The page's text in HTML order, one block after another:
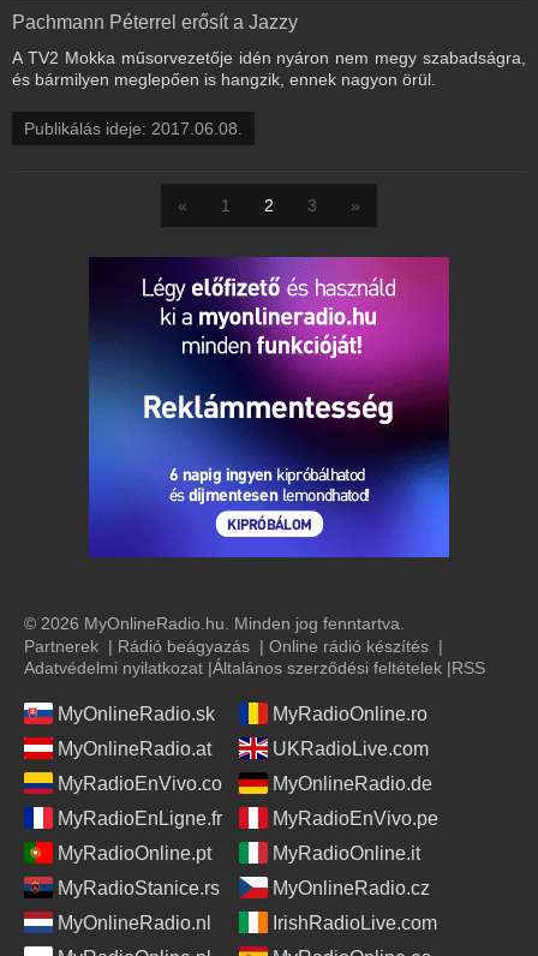
Pachmann Péterrel erősít a Jazzy
A TV2 Mokka műsorvezetője idén nyáron nem megy szabadságra,
és bármilyen meglepően is hangzik, ennek nagyon örül.
Publikálás ideje: 2017.06.08.
« 1 2 3 »
© 2026 MyOnlineRadio.hu. Minden jog fenntartva.
Partnerek | Rádió beágyazás | Online rádió készítés |
Adatvédelmi nyilatkozat |Általános szerződési feltételek |RSS
MyOnlineRadio.sk
MyRadioOnline.ro
MyOnlineRadio.at
UKRadioLive.com
MyRadioEnVivo.co
MyOnlineRadio.de
MyRadioEnLigne.fr
MyRadioEnVivo.pe
MyRadioOnline.pt
MyRadioOnline.it
MyRadioStanice.rs
MyOnlineRadio.cz
MyOnlineRadio.nl
IrishRadioLive.com